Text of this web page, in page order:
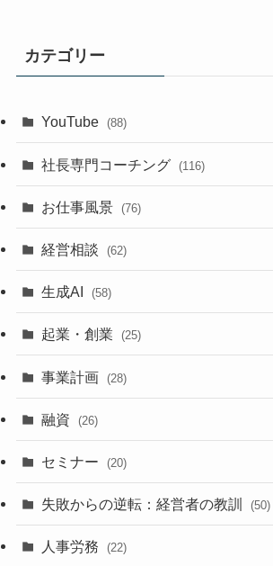
カテゴリー
YouTube (88)
社長専門コーチング (116)
お仕事風景 (76)
経営相談 (62)
生成AI (58)
起業・創業 (25)
事業計画 (28)
融資 (26)
セミナー (20)
失敗からの逆転：経営者の教訓 (50)
人事労務 (22)